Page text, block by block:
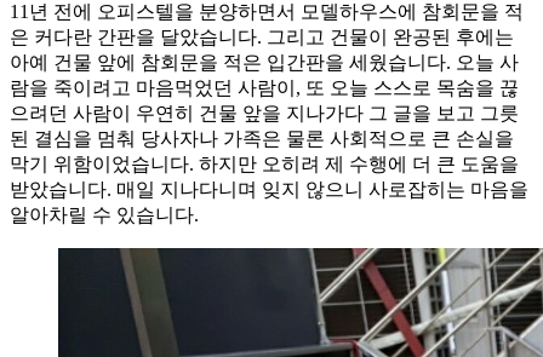
11년 전에 오피스텔을 분양하면서 모델하우스에 참회문을 적
은 커다란 간판을 달았습니다. 그리고 건물이 완공된 후에는
아예 건물 앞에 참회문을 적은 입간판을 세웠습니다. 오늘 사
람을 죽이려고 마음먹었던 사람이, 또 오늘 스스로 목숨을 끊
으려던 사람이 우연히 건물 앞을 지나가다 그 글을 보고 그릇
된 결심을 멈춰 당사자나 가족은 물론 사회적으로 큰 손실을
막기 위함이었습니다. 하지만 오히려 제 수행에 더 큰 도움을
받았습니다. 매일 지나다니며 잊지 않으니 사로잡히는 마음을
알아차릴 수 있습니다.